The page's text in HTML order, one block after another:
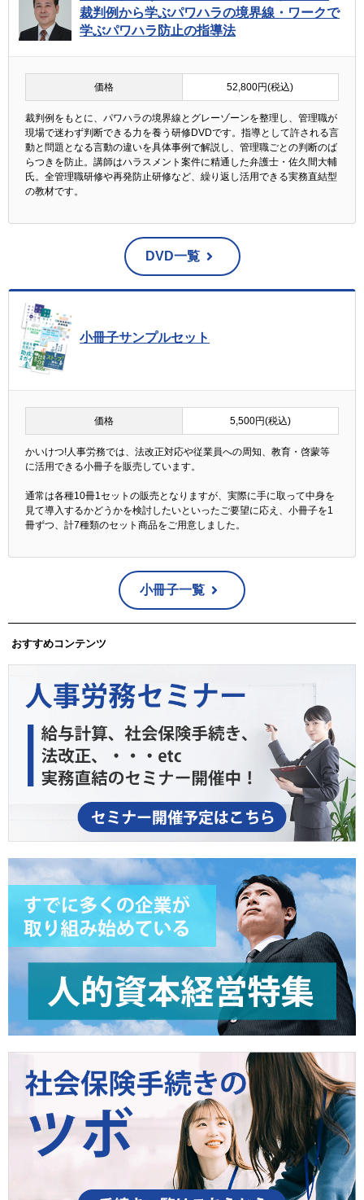
裁判例から学ぶパワハラの境界線・ワークで
学ぶパワハラ防止の指導法
価格 52,800円(税込)
裁判例をもとに、パワハラの境界線とグレーゾーンを整理し、管理職が
現場で迷わず判断できる力を養う研修DVDです。指導として許される言
動と問題となる言動の違いを具体事例で解説し、管理職ごとの判断のば
らつきを防止。講師はハラスメント案件に精通した弁護士・佐久間大輔
氏。全管理職研修や再発防止研修など、繰り返し活用できる実務直結型
の教材です。
DVD一覧
小冊子サンプルセット
価格 5,500円(税込)
かいけつ!人事労務では、法改正対応や従業員への周知、教育・啓蒙等
に活用できる小冊子を販売しています。
通常は各種10冊1セットの販売となりますが、実際に手に取って中身を
見て導入するかどうかを検討したいといったご要望に応え、小冊子を1
冊ずつ、計7種類のセット商品をご用意しました。
小冊子一覧
おすすめコンテンツ